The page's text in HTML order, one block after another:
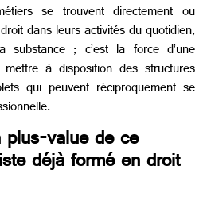
se trouvent directement ou
dans leurs activités du quotidien,
; c’est la force d’une
à disposition des structures
qui peuvent réciproquement se
value de ce
déjà formé en droit